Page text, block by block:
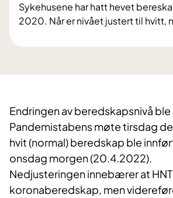
Sykehusene har hatt hevet
2020. Når er nivået justert til hvitt,
Endringen av beredskapsnivå
Pandemistabens møte tirsdag
hvit (normal) beredskap ble
onsdag morgen (20.4.2022).
Nedjusteringen innebærer at
koronaberedskap, men